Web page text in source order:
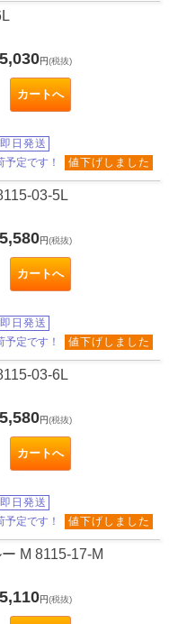
5,030円(税抜)
カートへ
日発送
予定です！ 値下げしました
03-5L
5,580円(税抜)
カートへ
日発送
予定です！ 値下げしました
03-6L
5,580円(税抜)
カートへ
日発送
予定です！ 値下げしました
M 8115-17-M
5,110円(税抜)